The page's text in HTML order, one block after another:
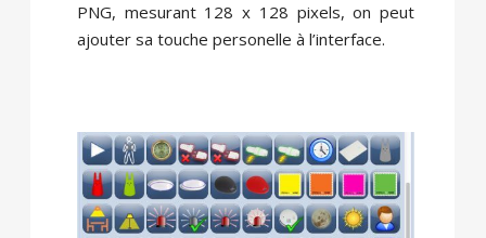
PNG, mesurant 128 x 128 pixels, on peut
ajouter sa touche personelle à l’interface.